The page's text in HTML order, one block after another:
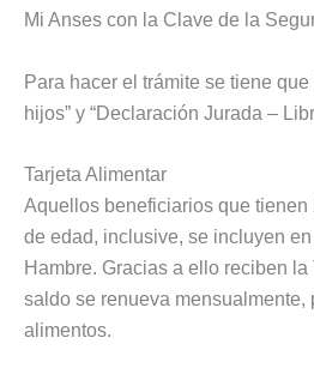
Mi Anses con la Clave de la
Para hacer el trámite se tiene
hijos” y “Declaración Jurada –
Tarjeta Alimentar
Aquellos beneficiarios que
de edad, inclusive, se incluyen en
Hambre. Gracias a ello reciben
saldo se renueva mensualmente,
alimentos.